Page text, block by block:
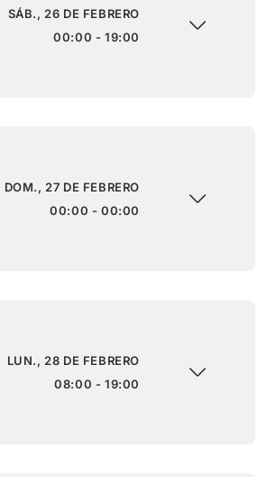
SÁB., 26 DE FEBRERO
00:00 - 19:00
DOM., 27 DE FEBRERO
00:00 - 00:00
LUN., 28 DE FEBRERO
08:00 - 19:00